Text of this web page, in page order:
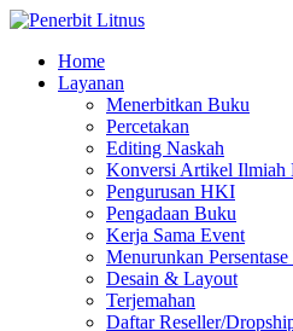
Home
Layanan
Menerbitkan Buku
Percetakan
Editing Naskah
Konversi Artikel Ilmiah
Pengurusan HKI
Pengadaan Buku
Kerja Sama Event
Menurunkan Persentase
Desain & Layout
Terjemahan
Daftar Reseller/